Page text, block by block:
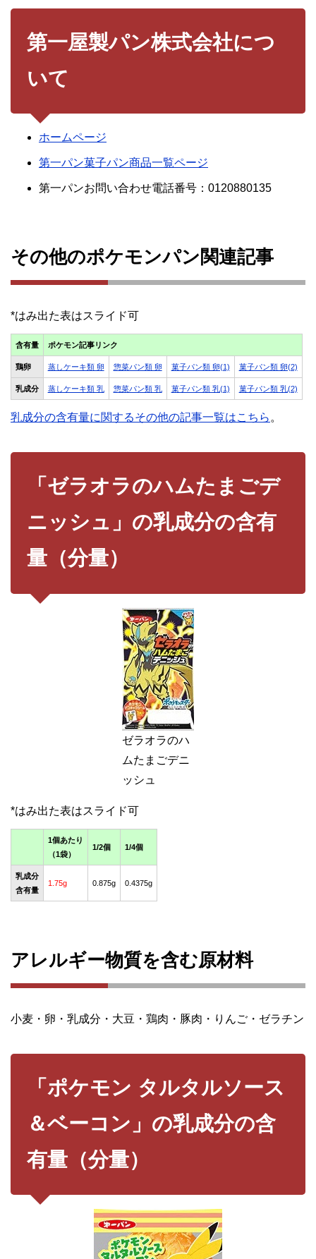
第一屋製パン株式会社につ
いて
ホームページ
第一パン菓子パン商品一覧ページ
第一パンお問い合わせ電話番号：0120880135
その他のポケモンパン関連記事
含有量 ポケモン記事リンク
鶏卵 蒸しケーキ類 卵 惣菜パン類 卵 菓子パン類 卵(1) 菓子パン類 卵(2)
乳成分 蒸しケーキ類 乳 惣菜パン類 乳 菓子パン類 乳(1) 菓子パン類 乳(2)
乳成分の含有量に関するその他の記事一覧はこちら。
「ゼラオラのハムたまごデ
ニッシュ」の乳成分の含有
量（分量）
ゼラオラのハ
ムたまごデニ
ッシュ
1個あたり
（1袋）
1/2個 1/4個
乳成分
含有量
1.75g 0.875g 0.4375g
アレルギー物質を含む原材料
小麦・卵・乳成分・大豆・鶏肉・豚肉・りんご・ゼラチン
「ポケモン タルタルソース
＆ベーコン」の乳成分の含
有量（分量）